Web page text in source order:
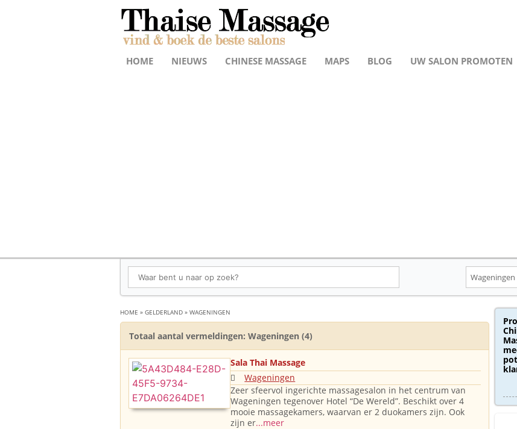
HOME NIEUWS CHINESE MASSAGE MAPS BLOG UW SALON PROMOTEN
HOME » GELDERLAND » WAGENINGEN
Totaal aantal vermeldingen: Wageningen (4)
Sala Thai Massage
Wageningen
Zeer sfeervol ingerichte massagesalon in het centrum van
Wageningen tegenover Hotel “De Wereld”. Beschikt over 4
mooie massagekamers, waarvan er 2 duokamers zijn. Ook
zijn er...meer